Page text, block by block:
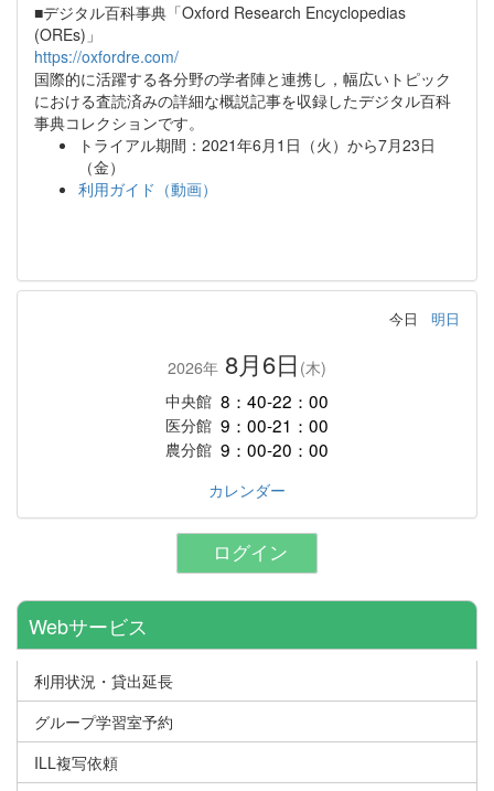
■デジタル百科事典「Oxford Research Encyclopedias
(OREs)」
https://oxfordre.com/
国際的に活躍する各分野の学者陣と連携し，幅広いトピック
における査読済みの詳細な概説記事を収録したデジタル百科
事典コレクションです。
トライアル期間：2021年6月1日（火）から7月23日
（金）
利用ガイド（動画）
今日 明日
2026年 8月6日 (木)
中央館 8：40-22：00
医分館 9：00-21：00
農分館 9：00-20：00
カレンダー
ログイン
Webサービス
利用状況・貸出延長
グループ学習室予約
ILL複写依頼